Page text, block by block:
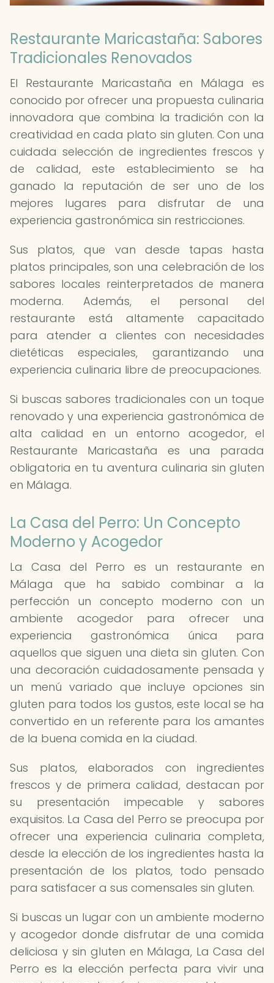
Restaurante Maricastaña: Sabores
Tradicionales Renovados
El Restaurante Maricastaña en Málaga es
conocido por ofrecer una propuesta culinaria
innovadora que combina la tradición con la
creatividad en cada plato sin gluten. Con una
cuidada selección de ingredientes frescos y
de calidad, este establecimiento se ha
ganado la reputación de ser uno de los
mejores lugares para disfrutar de una
experiencia gastronómica sin restricciones.
Sus platos, que van desde tapas hasta
platos principales, son una celebración de los
sabores locales reinterpretados de manera
moderna. Además, el personal del
restaurante está altamente capacitado
para atender a clientes con necesidades
dietéticas especiales, garantizando una
experiencia culinaria libre de preocupaciones.
Si buscas sabores tradicionales con un toque
renovado y una experiencia gastronómica de
alta calidad en un entorno acogedor, el
Restaurante Maricastaña es una parada
obligatoria en tu aventura culinaria sin gluten
en Málaga.
La Casa del Perro: Un Concepto
Moderno y Acogedor
La Casa del Perro es un restaurante en
Málaga que ha sabido combinar a la
perfección un concepto moderno con un
ambiente acogedor para ofrecer una
experiencia gastronómica única para
aquellos que siguen una dieta sin gluten. Con
una decoración cuidadosamente pensada y
un menú variado que incluye opciones sin
gluten para todos los gustos, este local se ha
convertido en un referente para los amantes
de la buena comida en la ciudad.
Sus platos, elaborados con ingredientes
frescos y de primera calidad, destacan por
su presentación impecable y sabores
exquisitos. La Casa del Perro se preocupa por
ofrecer una experiencia culinaria completa,
desde la elección de los ingredientes hasta la
presentación de los platos, todo pensado
para satisfacer a sus comensales sin gluten.
Si buscas un lugar con un ambiente moderno
y acogedor donde disfrutar de una comida
deliciosa y sin gluten en Málaga, La Casa del
Perro es la elección perfecta para vivir una